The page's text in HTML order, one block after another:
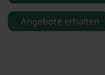
Angebote erhalten